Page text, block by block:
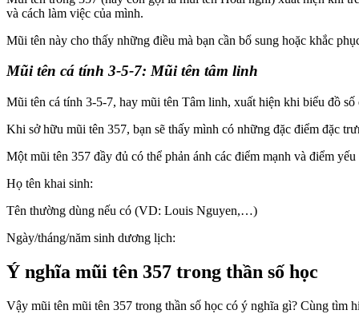
và cách làm việc của mình.
Mũi tên này cho thấy những điều mà bạn cần bổ sung hoặc khắc
Mũi tên cá tính 3-5-7: Mũi tên tâm linh
Mũi tên cá tính 3-5-7, hay mũi tên Tâm linh, xuất hiện khi biểu đồ
Khi sở hữu mũi tên 357, bạn sẽ thấy mình có những đặc điểm đặc
Một mũi tên 357 đầy đủ có thể phản ánh các điểm mạnh và điểm
Họ tên khai sinh:
Tên thường dùng nếu có (VD: Louis Nguyen,…)
Ngày/tháng/năm sinh dương lịch:
Ý nghĩa mũi tên 357 trong thần số học
Vậy mũi tên mũi tên 357 trong thần số học có ý nghĩa gì? Cùng tìm